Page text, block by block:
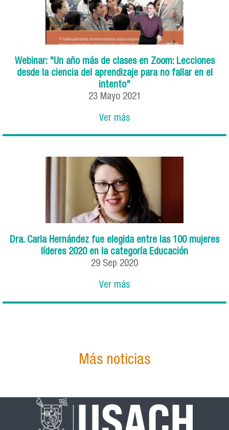
Webinar: "Un año más de clases en Zoom: Lecciones
desde la ciencia del aprendizaje para no fallar en el
intento"
23 Mayo 2021
Ver más
Dra. Carla Hernández fue elegida entre las 100 mujeres
líderes 2020 en la categoría Educación
29 Sep 2020
Ver más
Más noticias